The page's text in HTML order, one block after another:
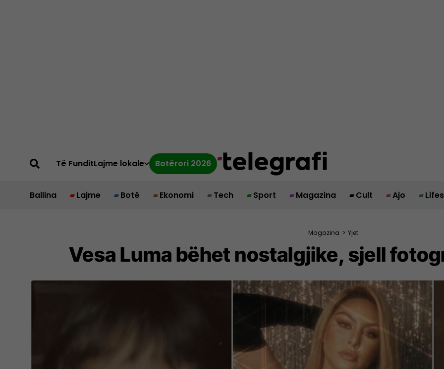
Të FunditLajme lokale Botërori 2026
Ballina Lajme Botë Ekonomi Tech Sport Magazina Cult Ajo
Magazina > Yjet
Vesa Luma bëhet nostalgjike, sjell